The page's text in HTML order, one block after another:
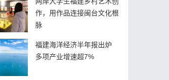
作，用作品连接闽台文化根
脉
福建海洋经济半年报出炉
多项产业增速超7%